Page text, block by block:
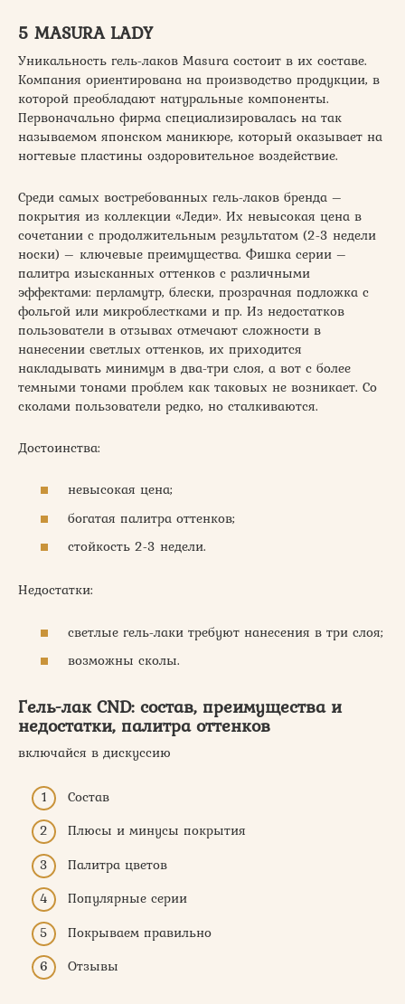
5 MASURA LADY
Уникальность гель-лаков Masura состоит в их составе.
Компания ориентирована на производство продукции, в
которой преобладают натуральные компоненты.
Первоначально фирма специализировалась на так
называемом японском маникюре, который оказывает на
ногтевые пластины оздоровительное воздействие.
Среди самых востребованных гель-лаков бренда –
покрытия из коллекции «Леди». Их невысокая цена в
сочетании с продолжительным результатом (2-3 недели
носки) – ключевые преимущества. Фишка серии –
палитра изысканных оттенков с различными
эффектами: перламутр, блески, прозрачная подложка с
фольгой или микроблестками и пр. Из недостатков
пользователи в отзывах отмечают сложности в
нанесении светлых оттенков, их приходится
накладывать минимум в два-три слоя, а вот с более
темными тонами проблем как таковых не возникает. Со
сколами пользователи редко, но сталкиваются.
Достоинства:
невысокая цена;
богатая палитра оттенков;
стойкость 2-3 недели.
Недостатки:
светлые гель-лаки требуют нанесения в три слоя;
возможны сколы.
Гель-лак CND: состав, преимущества и
недостатки, палитра оттенков
включайся в дискуссию
Состав
Плюсы и минусы покрытия
Палитра цветов
Популярные серии
Покрываем правильно
Отзывы